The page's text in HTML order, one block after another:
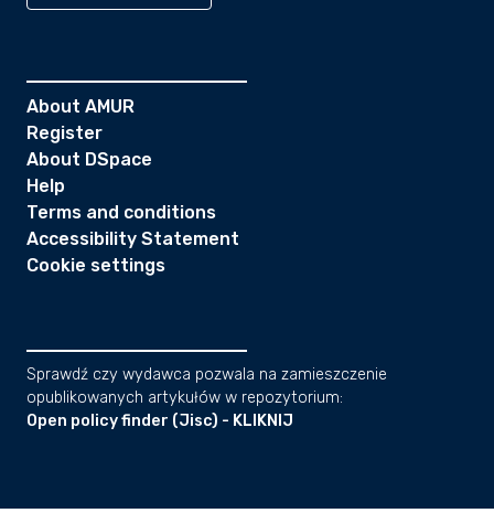
About AMUR
Register
About DSpace
Help
Terms and conditions
Accessibility Statement
Cookie settings
Sprawdź czy wydawca pozwala na zamieszczenie
opublikowanych artykułów w repozytorium:
Open policy finder (Jisc) - KLIKNIJ